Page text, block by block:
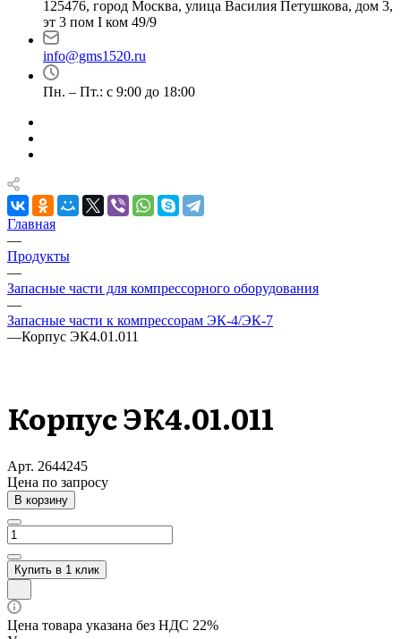
125476, город Москва, улица Василия Петушкова, дом 3,
эт 3 пом I ком 49/9
info@gms1520.ru
Пн. – Пт.: с 9:00 до 18:00
Главная
—
Продукты
—
Запасные части для компрессорного оборудования
—
Запасные части к компрессорам ЭК-4/ЭК-7
—Корпус ЭК4.01.011
Корпус ЭК4.01.011
Арт. 2644245
Цена по запросу
В корзину
Купить в 1 клик
Цена товара указана без НДС 22%